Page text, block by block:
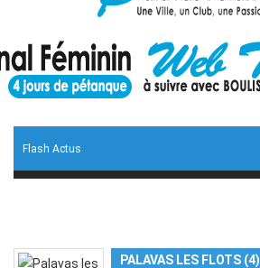
Flash Actus
PALAVAS LES FLOTS (4)